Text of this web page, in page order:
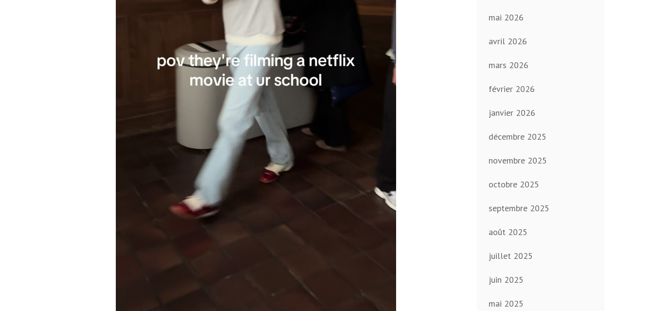
mai 2026
avril 2026
mars 2026
février 2026
janvier 2026
décembre 2025
novembre 2025
octobre 2025
septembre 2025
août 2025
juillet 2025
juin 2025
mai 2025